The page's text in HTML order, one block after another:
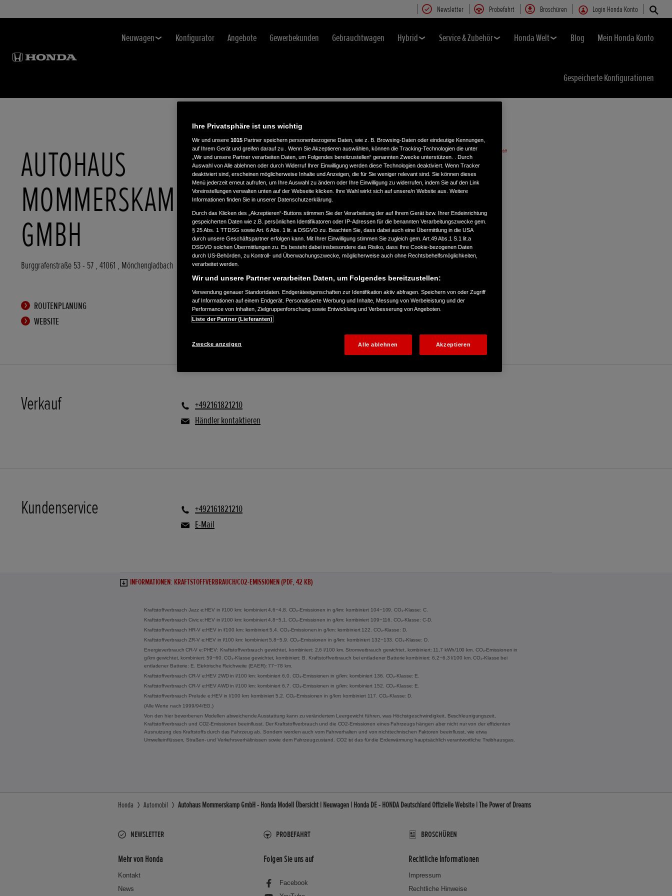
Newsletter Probefahrt Broschüren Login Honda Konto
Neuwagen Konfigurator Angebote Gewerbekunden Gebrauchtwagen Hybrid Service & Zubehör Honda Welt Blog Mein Honda Konto
Gespeicherte Konfigurationen
AUTOHAUS
MOMMERSKAMP
GMBH
Burggrafenstraße 53 - 57 , 41061 , Mönchengladbach
ROUTENPLANUNG
WEBSITE
Verkauf
+492161821210
Händler kontaktieren
Kundenservice
+492161821210
E-Mail
INFORMATIONEN: KRAFTSTOFFVERBRAUCH/CO2-EMISSIONEN (PDF, 42 KB)
Kraftstoffverbrauch Jazz e:HEV in l/100 km: kombiniert 4,6−4,8. CO₂-Emissionen in g/km: kombiniert 104−109. CO₂-Klasse: C.
Kraftstoffverbrauch Civic e:HEV in l/100 km: kombiniert 4,8−5,1. CO₂-Emissionen in g/km: kombiniert 109−116. CO₂-Klasse: C-D.
Kraftstoffverbrauch HR-V e:HEV in l/100 km: kombiniert 5,4. CO₂-Emissionen in g/km: kombiniert 122. CO₂-Klasse: D.
Kraftstoffverbrauch ZR-V e:HEV in l/100 km: kombiniert 5,8−5,9. CO₂-Emissionen in g/km: kombiniert 132−133. CO₂-Klasse: D.
Energieverbrauch CR-V e:PHEV: Kraftstoffverbrauch gewichtet, kombiniert: 2,6 l/100 km. Stromverbrauch gewichtet, kombiniert: 11,7 kWh/100 km. CO₂-Emissionen in
g/km gewichtet, kombiniert: 59−60. CO₂-Klasse gewichtet, kombiniert: B. Kraftstoffverbrauch bei entladener Batterie kombiniert: 6,2−6,3 l/100 km. CO₂-Klasse bei
entladener Batterie: E. Elektrische Reichweite (EAER): 77−78 km.
Kraftstoffverbrauch CR-V e:HEV 2WD in l/100 km: kombiniert 6,0. CO₂-Emissionen in g/km: kombiniert 136. CO₂-Klasse: E.
Kraftstoffverbrauch CR-V e:HEV AWD in l/100 km: kombiniert 6,7. CO₂-Emissionen in g/km: kombiniert 152. CO₂-Klasse: E.
Kraftstoffverbrauch Prelude e:HEV in l/100 km: kombiniert 5,2. CO₂-Emissionen in g/km: kombiniert 117. CO₂-Klasse: D.
(Alle Werte nach 1999/94/EG.)
Von den hier beworbenen Modellen abweichende Ausstattung kann zu verändertem Leergewicht führen, was Höchstgeschwindigkeit, Beschleunigungszeit,
Kraftstoffverbrauch und CO2-Emissionen beeinflusst. Der Kraftstoffverbrauch und die CO2-Emissionen eines Fahrzeugs hängen aber nicht nur von der effizienten
Ausnutzung des Kraftstoffs durch das Fahrzeug ab. Sondern werden auch vom Fahrverhalten und von nichttechnischen Faktoren beeinflusst, wie etwa
Umwelteinflüssen, Straßen- und Verkehrsverhältnissen sowie dem Fahrzeugzustand. CO2 ist das für die Erderwärmung hauptsächlich verantwortliche Treibhausgas.
Honda Automobil Autohaus Mommerskamp GmbH - Honda Modell Übersicht | Neuwagen | Honda DE - HONDA Deutschland Offizielle Website | The Power of Dreams
NEWSLETTER PROBEFAHRT BROSCHÜREN
Mehr von Honda
Kontakt
News
Folgen Sie uns auf
Facebook
Rechtliche Informationen
Impressum
Rechtliche Hinweise
Ihre Privatsphäre ist uns wichtig
Wir und unsere 1015 Partner speichern personenbezogene Daten, wie z. B. Browsing-Daten oder eindeutige Kennungen,
auf Ihrem Gerät und greifen darauf zu . Wenn Sie Akzeptieren auswählen, können die Tracking-Technologien die unter
„Wir und unsere Partner verarbeiten Daten, um Folgendes bereitzustellen“ genannten Zwecke unterstützen. . Durch
Auswahl von Alle ablehnen oder durch Widerruf Ihrer Einwilligung werden diese Technologien deaktiviert. Wenn Tracker
deaktiviert sind, erscheinen möglicherweise Inhalte und Anzeigen, die für Sie weniger relevant sind. Sie können dieses
Menü jederzeit erneut aufrufen, um Ihre Auswahl zu ändern oder Ihre Einwilligung zu widerrufen, indem Sie auf den Link
Voreinstellungen verwalten unten auf der Webseite klicken. Ihre Wahl wirkt sich auf unsere/n Website aus. Weitere
Informationen finden Sie in unserer Datenschutzerklärung.
Durch das Klicken des „Akzeptieren“-Buttons stimmen Sie der Verarbeitung der auf Ihrem Gerät bzw. Ihrer Endeinrichtung
gespeicherten Daten wie z.B. persönlichen Identifikatoren oder IP-Adressen für die benannten Verarbeitungszwecke gem.
§ 25 Abs. 1 TTDSG sowie Art. 6 Abs. 1 lit. a DSGVO zu. Beachten Sie, dass dabei auch eine Übermittlung in die USA
durch unsere Geschäftspartner erfolgen kann. Mit Ihrer Einwilligung stimmen Sie zugleich gem. Art.49 Abs.1 S.1 lit.a
DSGVO solchen Übermittlungen zu. Es besteht dabei insbesondere das Risiko, dass Ihre Cookie-bezogenen Daten
durch US-Behörden, zu Kontroll- und Überwachungszwecke, möglicherweise auch ohne Rechtsbehelfsmöglichkeiten,
verarbeitet werden.
Wir und unsere Partner verarbeiten Daten, um Folgendes bereitzustellen:
Verwendung genauer Standortdaten. Endgeräteeigenschaften zur Identifikation aktiv abfragen. Speichern von oder Zugriff
auf Informationen auf einem Endgerät. Personalisierte Werbung und Inhalte, Messung von Werbeleistung und der
Performance von Inhalten, Zielgruppenforschung sowie Entwicklung und Verbesserung von Angeboten.
Liste der Partner (Lieferanten)
Zwecke anzeigen Alle ablehnen Akzeptieren